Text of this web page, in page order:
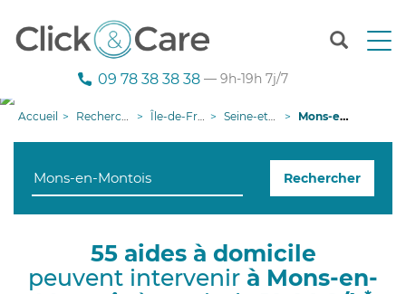
T
n
g
09 78 38 38 38 — 9h-19h 7j/7
Accueil Recherche aide à domicile Île-de-France Seine-et-Marne Mons-en-Montois
Rechercher
55 aides à domicile
peuvent intervenir à Mons-en-